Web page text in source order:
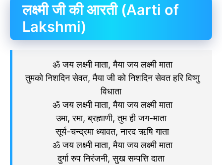
लक्ष्मी जी की आरती (Aarti of
Lakshmi)
ॐ जय लक्ष्मी माता, मैया जय लक्ष्मी माता
तुमको निशदिन सेवत, मैया जी को निशदिन सेवत हरि विष्णु
विधाता
ॐ जय लक्ष्मी माता, मैया जय लक्ष्मी माता
उमा, रमा, ब्रह्माणी, तुम ही जग-माता
सूर्य-चन्द्रमा ध्यावत, नारद ऋषि गाता
ॐ जय लक्ष्मी माता, मैया जय लक्ष्मी माता
दुर्गा रुप निरंजनी, सुख सम्पत्ति दाता